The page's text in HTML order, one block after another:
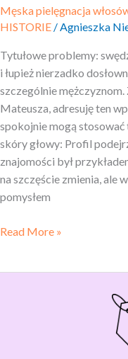
Męska pielęgnacja
HISTORIE /Agnieszka
Tytułowe problemy:
i łupież nierzadko
szczególnie
Mateusza, adresuję ten
spokojnie mogą
skóry głowy: Profil
znajomości był
na szczęście zmienia, ale
pomysłem
Read More »